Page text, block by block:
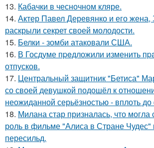
13. Кабачки в чесночном кляре.
14. Актер Павел Деревянко и его жена,
раскрыли секрет своей молодости.
15. Белки - зомби атаковали США.
16. В Госдуме пpeдложили изменить
отпусков.
17. Центральный защитник "Бетиса"
со своей девушкой подошёл к
неожиданной серьёзностью - вплоть
18. Милана стар призналась, что могла
роль в фильме "Алиса в Стране Чудес"
пересильд.